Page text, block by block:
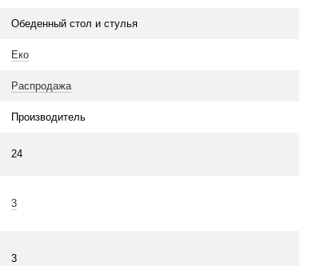
Обеденный стол и стулья
Еко
Распродажа
Производитель
24
3
3